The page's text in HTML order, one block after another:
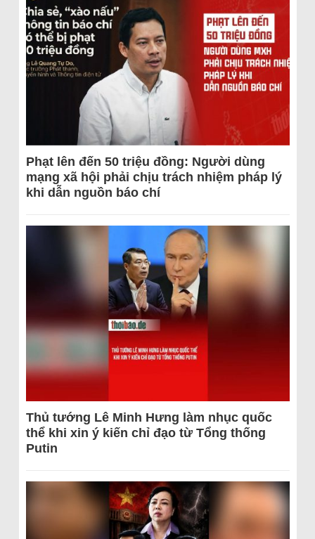
Phạt lên đến 50 triệu đồng: Người dùng
mạng xã hội phải chịu trách nhiệm pháp lý
khi dẫn nguồn báo chí
Thủ tướng Lê Minh Hưng làm nhục quốc
thể khi xin ý kiến chỉ đạo từ Tổng thống
Putin